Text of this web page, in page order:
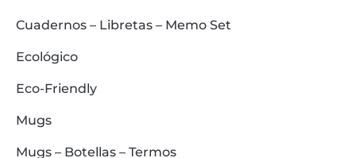
Cuadernos – Libretas – Memo Set
Ecológico
Eco-Friendly
Mugs
Mugs – Botellas – Termos